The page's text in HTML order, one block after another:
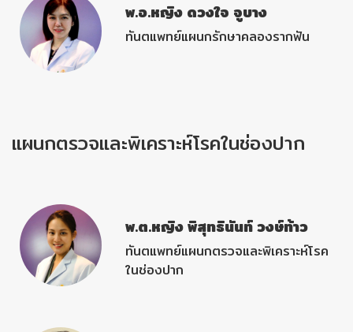
พ.อ.หญิง ดวงใจ จูบาง
ทันตแพทย์แผนกรักษาคลองรากฟัน
แผนกตรวจและพิเคราะห์โรคในช่องปาก
พ.ต.หญิง พิสุทธินันท์ วงษ์ท้าว
ทันตแพทย์แผนกตรวจและพิเคราะห์โรค
ในช่องปาก